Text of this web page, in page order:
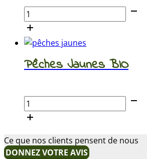
quantité
de
Pêche
Blanches
Pêches Jaunes BIO
quantité
de
Jaunes
BIO
Ce que nos clients pensent de nous
DONNEZ VOTRE AVIS